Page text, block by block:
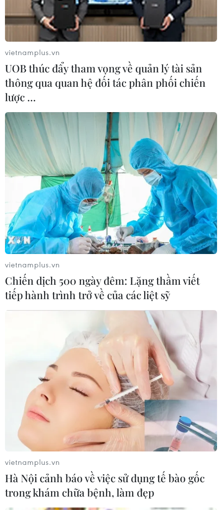
Thiếu hụt nguồn nhân lực - 'bom hẹn giờ'
với nền kinh tế Italy
12/06/2023 22:05
Tỷ lệ sinh giảm mạnh, nguồn lực học vấn thấp, tình
trạng chảy máu chất xám cộng với mức lương không
hấp dẫn người nước ngoài khiến Italy đang đối mặt với
tình trạng thiếu hụt lao động trầm trọng.
vietnamplus.vn
UOB thúc đẩy tham vọng về quản lý tài sản
thông qua quan hệ đối tác phân phối chiến
lược …
vietnamplus.vn
Chiến dịch 500 ngày đêm: Lặng thầm viết
tiếp hành trình trở về của các liệt sỹ
vietnamplus.vn
Hà Nội cảnh báo về việc sử dụng tế bào gốc
trong khám chữa bệnh, làm đẹp